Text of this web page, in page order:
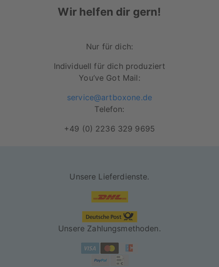
Besonders lichtbeständiges Papier für
Rahmen in schwarz und weiß erhältlich
Robuste Acrylglasscheibe zum Schutz
deines Lieblingsposters
Motiv wird durch den Rahmen und die
rückseitige Versiegelung vor Staub und
"On Demand" für dich
Wir helfen dir gern!
Nur für dich:
Individuell für dich produziert
You’ve Got Mail:
service@artboxone.de
Telefon:
+49 (0) 2236 329 9695
Unsere Lieferdienste.
Unsere Zahlungsmethoden.